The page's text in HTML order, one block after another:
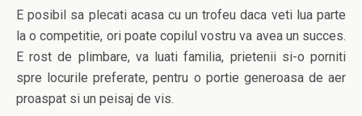
E posibil sa plecati acasa cu un trofeu daca veti lua parte
la o competitie, ori poate copilul vostru va avea un succes.
E rost de plimbare, va luati familia, prietenii si-o porniti
spre locurile preferate, pentru o portie generoasa de aer
proaspat si un peisaj de vis.